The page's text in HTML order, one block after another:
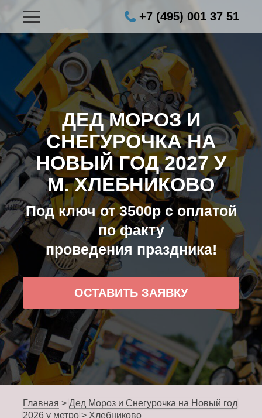
+7 (495) 001 37 51
ДЕД МОРОЗ И
СНЕГУРОЧКА НА
НОВЫЙ ГОД 2027 У
М. ХЛЕБНИКОВО
Под ключ от 3500р с оплатой
по факту
проведения праздника!
ОСТАВИТЬ ЗАЯВКУ
Главная > Дед Мороз и Снегурочка на Новый год
2026 у метро > Хлебниково